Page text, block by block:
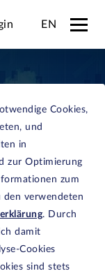
EN
setzt die
Investitionen,
für
deutlich.
Cookies,
und
in
zur Optimierung
zum
verwendeten
. Durch
damit
Cookies
sind stets